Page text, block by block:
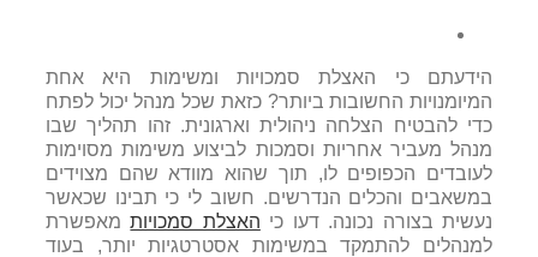
הידעתם כי האצלת סמכויות ומשימות היא אחת
המיומנויות החשובות ביותר? כזאת שכל מנהל יכול לפתח
כדי להבטיח הצלחה ניהולית וארגונית. זהו תהליך שבו
מנהל מעביר אחריות וסמכות לביצוע משימות מסוימות
לעובדים הכפופים לו, תוך שהוא מוודא שהם מצוידים
במשאבים והכלים הנדרשים. חשוב לי כי תבינו שכאשר
נעשית בצורה נכונה. דעו כי האצלת סמכויותמאפשרת
למנהלים להתמקד במשימות אסטרטגיות יותר, בעוד